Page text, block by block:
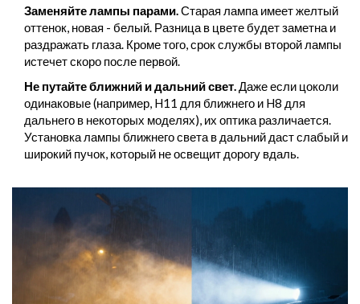
Заменяйте лампы парами.Старая лампа имеет желтый
оттенок, новая - белый. Разница в цвете будет заметна и
раздражать глаза. Кроме того, срок службы второй лампы
истечет скоро после первой.
Не путайте ближний и дальний свет.Даже если цоколи
одинаковые (например, H11 для ближнего и H8 для
дальнего в некоторых моделях), их оптика различается.
Установка лампы ближнего света в дальний даст слабый и
широкий пучок, который не освещит дорогу вдаль.